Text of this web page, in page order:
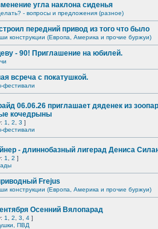
угла наклона сиденья
- вопросы и предложения (разное)
передний привод из того что было
конструкции (Европа, Америка и прочие буржуи)
- 90! Приглашение на юбилей.
всреча с покатушкой.
фестивали
06.06.26 приглашает дяденек из
кочедрыны
1 2 3 ]
фестивали
- длиннобазный лигерад Дениса
1 2 ]
Frejus
конструкции (Европа, Америка и прочие буржуи)
Осенний Вялопарад
1 2 3 4 ]
ПВД